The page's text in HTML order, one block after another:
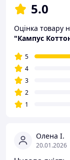
Олена І.
20.01.2026
5.0
Оцінка товару
"Кампус
5
4
3
2
1